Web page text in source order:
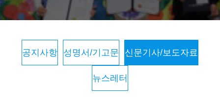
공지사항 성명서/기고문 신문기사/보도자료
뉴스레터